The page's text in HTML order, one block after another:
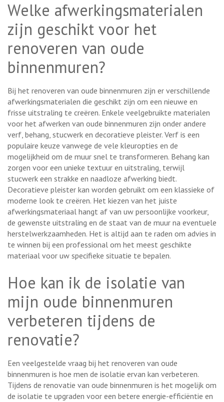
Welke afwerkingsmaterialen
zijn geschikt voor het
renoveren van oude
binnenmuren?
Bij het renoveren van oude binnenmuren zijn er verschillende
afwerkingsmaterialen die geschikt zijn om een nieuwe en
frisse uitstraling te creëren. Enkele veelgebruikte materialen
voor het afwerken van oude binnenmuren zijn onder andere
verf, behang, stucwerk en decoratieve pleister. Verf is een
populaire keuze vanwege de vele kleuropties en de
mogelijkheid om de muur snel te transformeren. Behang kan
zorgen voor een unieke textuur en uitstraling, terwijl
stucwerk een strakke en naadloze afwerking biedt.
Decoratieve pleister kan worden gebruikt om een klassieke of
moderne look te creëren. Het kiezen van het juiste
afwerkingsmateriaal hangt af van uw persoonlijke voorkeur,
de gewenste uitstraling en de staat van de muur na eventuele
herstelwerkzaamheden. Het is altijd aan te raden om advies in
te winnen bij een professional om het meest geschikte
materiaal voor uw specifieke situatie te bepalen.
Hoe kan ik de isolatie van
mijn oude binnenmuren
verbeteren tijdens de
renovatie?
Een veelgestelde vraag bij het renoveren van oude
binnenmuren is hoe men de isolatie ervan kan verbeteren.
Tijdens de renovatie van oude binnenmuren is het mogelijk om
de isolatie te upgraden voor een betere energie-efficiëntie en